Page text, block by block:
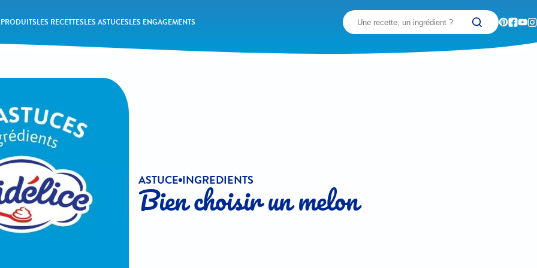
LES RECETTESLES ASTUCESLES ENGAGEMENTS Recherchez
ASTUCE INGREDIENTS
Bien choisir un melon